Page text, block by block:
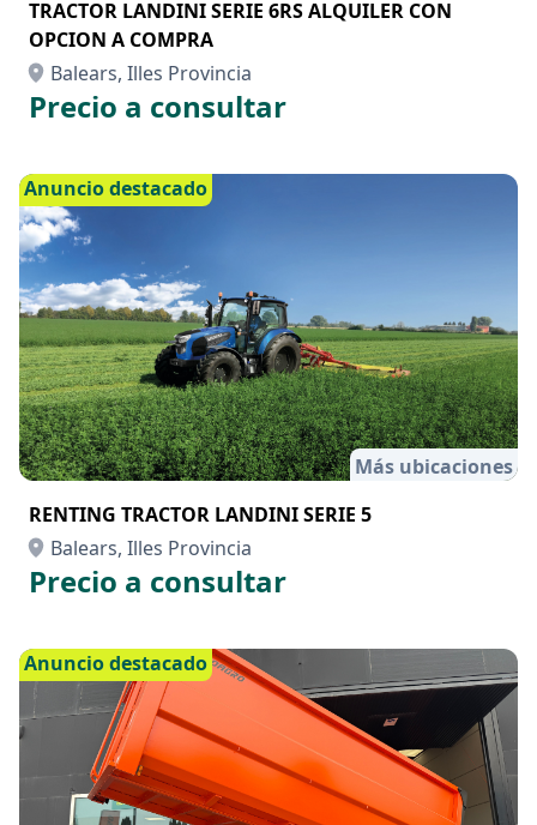
TRACTOR LANDINI SERIE 6RS ALQUILER CON
OPCION A COMPRA
Balears, Illes Provincia
Precio a consultar
Anuncio destacado
Más ubicaciones
RENTING TRACTOR LANDINI SERIE 5
Balears, Illes Provincia
Precio a consultar
Anuncio destacado